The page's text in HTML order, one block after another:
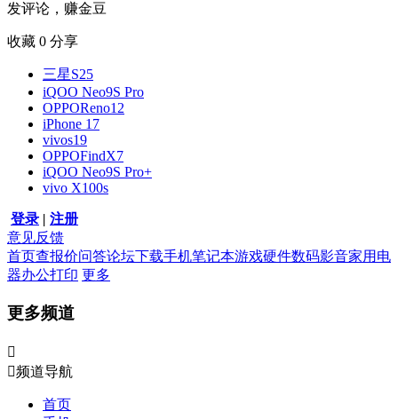
发评论，赚金豆
收藏 0 分享
三星S25
iQOO Neo9S Pro
OPPOReno12
iPhone 17
vivos19
OPPOFindX7
iQOO Neo9S Pro+
vivo X100s
登录 | 注册
意见反馈
首页查报价问答论坛下载手机笔记本游戏硬件数码影音家用电
器办公打印 更多
更多频道

频道导航
首页